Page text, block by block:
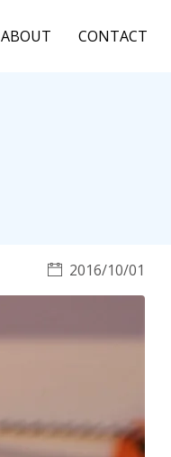
ABOUT CONTACT
2016/10/01